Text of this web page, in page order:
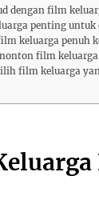
dengan film
penting untuk
keluarga penuh
film
film keluarga